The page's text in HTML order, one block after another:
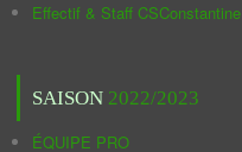
Effectif & Staff CSConstantine
SAISON 2022/2023
ÉQUIPE PRO